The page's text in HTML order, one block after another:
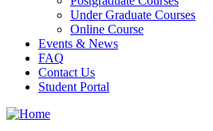
Under Graduate Courses
Online Course
Events & News
FAQ
Contact Us
Student Portal